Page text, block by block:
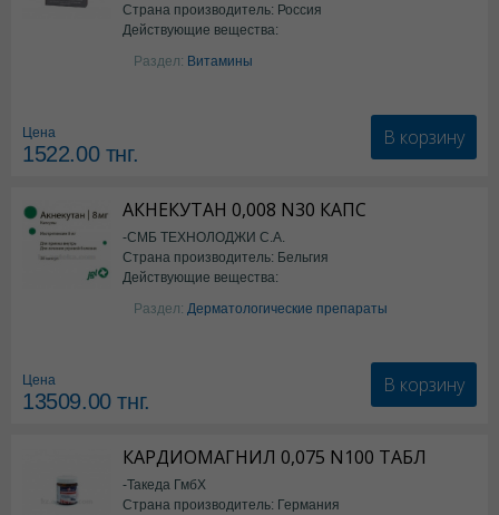
Страна производитель: Россия
Действующие вещества:
фолиевая кислота
Раздел: Витамины
Цена
1522.00тнг.
В корзину
АКНЕКУТАН 0,008 N30 КАПС
-СМБ ТЕХНОЛОДЖИ С.А.
Страна производитель: Бельгия
Действующие вещества:
Изотретиноин
Раздел: Дерматологические препараты
Цена
13509.00тнг.
В корзину
КАРДИОМАГНИЛ 0,075 N100 ТАБЛ
-Такеда ГмбХ
Страна производитель: Германия